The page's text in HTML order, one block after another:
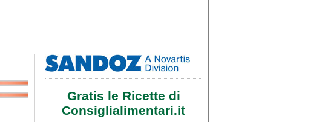
Gratis le Ricette di
Consiglialimentari.it